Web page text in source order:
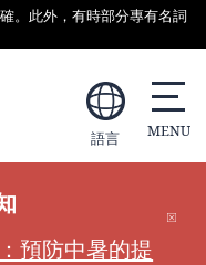
。此外，有時部分專有名詞
語言
預防中暑的提